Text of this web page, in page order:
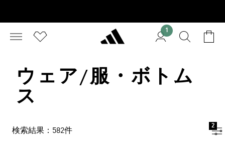
1
ウェア/服・ボトム
ス
検索結果：582件
2